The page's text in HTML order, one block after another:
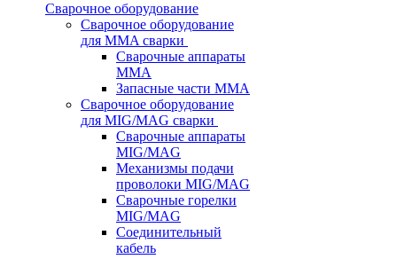
Сварочное оборудование
Сварочное оборудование
для MMA сварки
Сварочные аппараты
MMA
Запасные части MMA
Сварочное оборудование
для MIG/MAG сварки
Сварочные аппараты
MIG/MAG
Механизмы подачи
проволоки MIG/MAG
Сварочные горелки
MIG/MAG
Соединительный
кабель